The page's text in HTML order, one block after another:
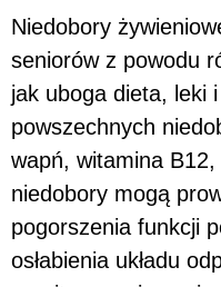
Niedobory
seniorów z powodu
jak uboga dieta, leki
powszechnych
wapń, witamina
niedobory mogą
pogorszenia funkcji
osłabienia układu